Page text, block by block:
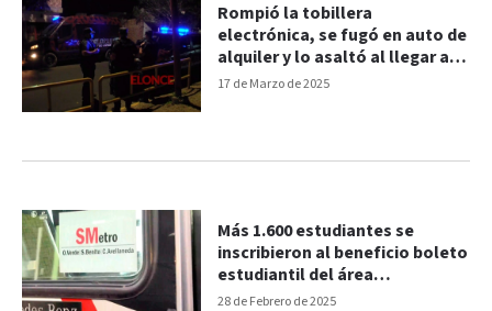
17 de Marzo de 2025
Rompió la tobillera
electrónica, se fugó en auto de
alquiler y lo asaltó al llegar a
destino
28 de Febrero de 2025
Más 1.600 estudiantes se
inscribieron al beneficio boleto
estudiantil del área
metropolitana